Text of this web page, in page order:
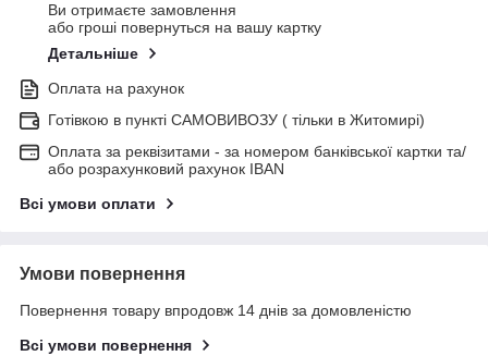
Ви отримаєте замовлення
або гроші повернуться на вашу картку
Детальніше
Оплата на рахунок
Готівкою в пункті САМОВИВОЗУ ( тільки в Житомирі)
Оплата за реквізитами - за номером банківської картки та/
або розрахунковий рахунок IBAN
Всі умови оплати
Умови повернення
Повернення товару впродовж 14 днів за домовленістю
Всі умови повернення